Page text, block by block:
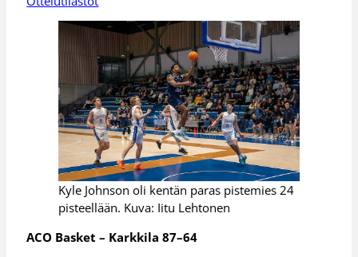
Kyle Johnson oli kentän paras pistemies 24
pisteellään. Kuva: Iitu Lehtonen
ACO Basket – Karkkila 87–64